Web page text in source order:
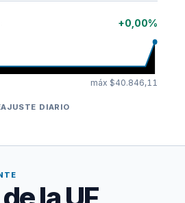
+0,00%
máx $40.846,11
DIARIO